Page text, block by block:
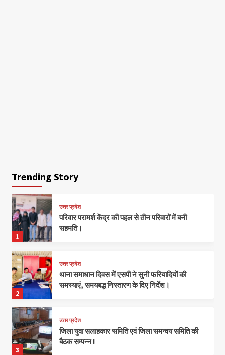
Trending Story
1
उत्तर प्रदेश
परिवार परामर्श केंद्र की पहल से तीन परिवारों में बनी
सहमति।
2
उत्तर प्रदेश
थाना समाधान दिवस में एसपी ने सुनी फरियादियों की
समस्याएं, समयबद्ध निस्तारण के दिए निर्देश।
3
उत्तर प्रदेश
जिला युवा सलाहकार समिति एवं जिला समन्वय समिति की
बैठक सम्पन्न !